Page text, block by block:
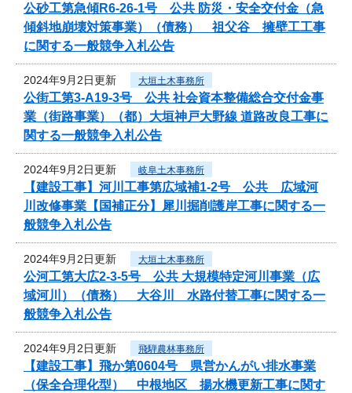
公砂工第急傾R6-26-1号 公共 防災・安全交付金（急
傾斜地崩壊対策事業）（債務） 祖父谷 擁壁工工事
に関する一般競争入札公告
2024年9月2日更新 大垣土木事務所
公街工第3-A19-3号 公共 社会資本整備総合交付金事
業（街路事業）（都）大垣神戸大野線 道路改良工事に
関する一般競争入札公告
2024年9月2日更新 岐阜土木事務所
【建設工事】河川工事第広域補1-2号 公共 広域河
川改修事業【国補正分】犀川掘削護岸工事に関する一
般競争入札公告
2024年9月2日更新 大垣土木事務所
公河工第大広2-3-5号 公共 大規模特定河川事業（広
域河川）（債務） 大谷川 水路付替工事に関する一
般競争入札公告
2024年9月2日更新 飛騨農林事務所
【建設工事】飛か第0604号 県営かんがい排水事業
（保全合理化型） 中根地区 揚水機更新工事に関す